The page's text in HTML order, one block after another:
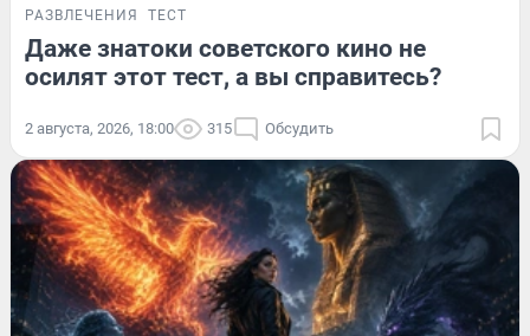
РАЗВЛЕЧЕНИЯ ТЕСТ
Даже знатоки советского кино не
осилят этот тест, а вы справитесь?
2 августа, 2026, 18:00 315 Обсудить